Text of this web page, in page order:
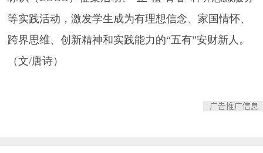
等实践活动，激发学生成为有理想信念、家国情怀、
跨界思维、创新精神和实践能力的“五有”安财新人。
（文/唐诗）